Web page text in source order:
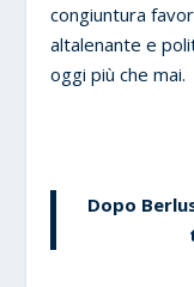
congiuntura
altalenante e
oggi più che mai.
Dopo